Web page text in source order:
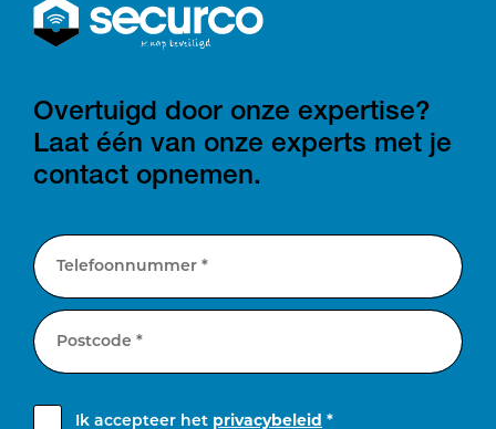
Overtuigd door onze expertise?
Laat één van onze experts met je
contact opnemen.
Telefoonnummer *
Postcode *
Ik accepteer het privacybeleid *